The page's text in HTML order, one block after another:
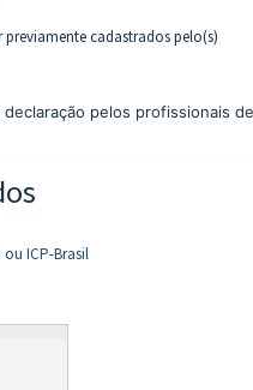
previamente cadastrados pelo(s)
pelos profissionais de
ICP-Brasil